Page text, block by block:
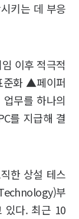
키는 데 부응
이후 적극적
화 ▲페이퍼
무를 하나의
를 지급해 결
한 상설 테스
부
있다. 최근 10